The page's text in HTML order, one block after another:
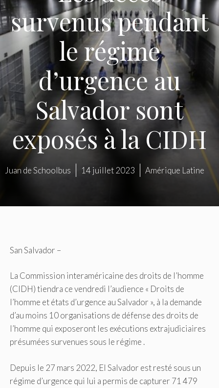
survenus pendant
le régime
d’urgence au
Salvador sont
exposés à la CIDH
Juan de Schoolbus 14 juillet 2023 Amérique Latine
San Salvador –
La Commission interaméricaine des droits de l’homme
(CIDH) tiendra ce vendredi l’audience « Droits de
l’homme et états d’urgence au Salvador », à la demande
d’au moins 10 organisations de défense des droits de
l’homme qui exposeront les exécutions extrajudiciaires
présumées survenues sous le régime .
Depuis le 27 mars 2022, El Salvador est resté sous un
régime d’urgence qui lui a permis de capturer 71 479